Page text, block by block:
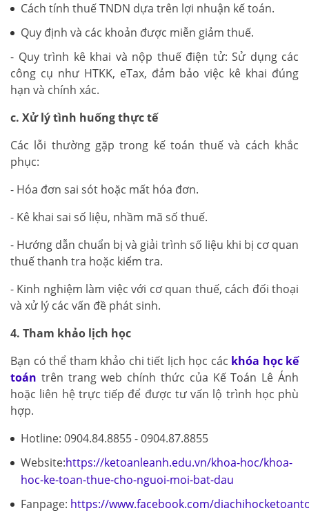
Cách tính thuế TNDN dựa trên lợi nhuận kế toán.
Quy định và các khoản được miễn giảm thuế.
- Quy trình kê khai và nộp thuế điện tử: Sử dụng các
công cụ như HTKK, eTax, đảm bảo việc kê khai đúng
hạn và chính xác.
c. Xử lý tình huống thực tế
Các lỗi thường gặp trong kế toán thuế và cách khắc
phục:
- Hóa đơn sai sót hoặc mất hóa đơn.
- Kê khai sai số liệu, nhầm mã số thuế.
- Hướng dẫn chuẩn bị và giải trình số liệu khi bị cơ quan
thuế thanh tra hoặc kiểm tra.
- Kinh nghiệm làm việc với cơ quan thuế, cách đối thoại
và xử lý các vấn đề phát sinh.
4. Tham khảo lịch học
Bạn có thể tham khảo chi tiết lịch học các khóa học kế
toán trên trang web chính thức của Kế Toán Lê Ánh
hoặc liên hệ trực tiếp để được tư vấn lộ trình học phù
hợp.
Hotline: 0904.84.8855 - 0904.87.8855
Website:https://ketoanleanh.edu.vn/khoa-hoc/khoa-
hoc-ke-toan-thue-cho-nguoi-moi-bat-dau
Fanpage: https://www.facebook.com/